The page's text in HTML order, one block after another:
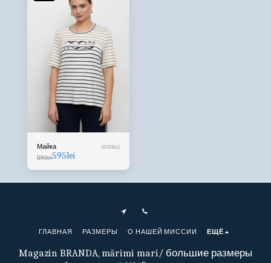
Майка 55710062
1190lei595lei
Magazin BRANDA, mărimi mari/ большие размеры
ГЛАВНАЯ РАЗМЕРЫ О НАШЕЙ МИССИИ ЕЩЁ